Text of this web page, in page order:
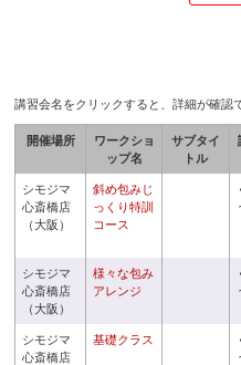
講習会名をクリックすると、詳細が確認
開催場所
ワークショ
ップ名
サブタイ
トル
シモジマ
心斎橋店
（大阪）
斜め包みじ
っくり特訓
コース
シモジマ
心斎橋店
（大阪）
様々な包み
アレンジ
シモジマ
心斎橋店
基礎クラス